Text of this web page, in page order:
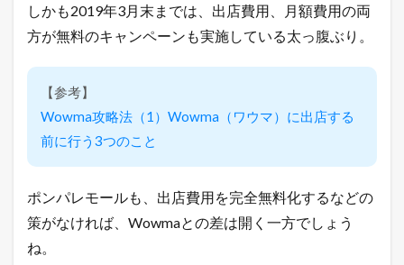
しかも2019年3月末までは、出店費用、月額費用の両
方が無料のキャンペーンも実施している太っ腹ぶり。
【参考】
Wowma攻略法（1）Wowma（ワウマ）に出店する
前に行う3つのこと
ポンパレモールも、出店費用を完全無料化するなどの
策がなければ、Wowmaとの差は開く一方でしょう
ね。